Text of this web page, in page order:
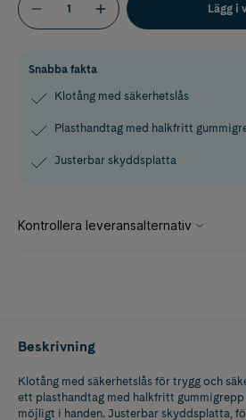
Lägg i
Snabba fakta
Klotång med säkerhetslås
Plasthandtag med halkfritt
Justerbar skyddsplatta
Beskrivning
Klotång med säkerhetslås för trygg och
ett plasthandtag med halkfritt
möjligt i handen. Justerbar skyddsplatta,